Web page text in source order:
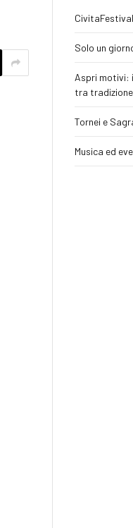
Solo un
Aspri motivi:
tra
Tornei e
Musica ed